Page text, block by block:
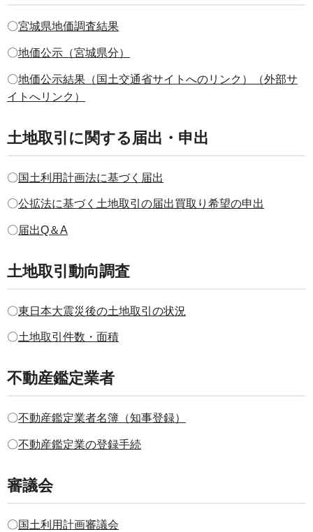
〇宮城県地価調査結果
〇地価公示（宮城県分）
〇地価公示結果（国土交通省サイトへのリンク）（外部サ
イトへリンク）
土地取引に関する届出・申出
〇国土利用計画法に基づく届出
〇公拡法に基づく土地取引の届出買取り希望の申出
〇届出Q＆A
土地取引動向調査
〇東日本大震災後の土地取引の状況
〇土地取引件数・面積
不動産鑑定業者
〇不動産鑑定業者名簿（知事登録）
〇不動産鑑定業の登録手続
審議会
〇 国土利用計画審議会